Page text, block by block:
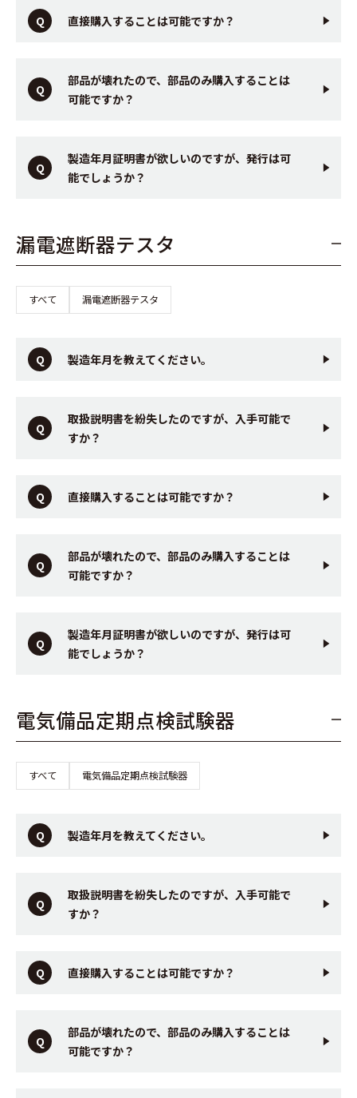
直接購入することは可能ですか？
部品が壊れたので、部品のみ購入することは
可能ですか？
製造年月証明書が欲しいのですが、発行は可
能でしょうか？
漏電遮断器テスタ
すべて 漏電遮断器テスタ
製造年月を教えてください。
取扱説明書を紛失したのですが、入手可能で
すか？
直接購入することは可能ですか？
部品が壊れたので、部品のみ購入することは
可能ですか？
製造年月証明書が欲しいのですが、発行は可
能でしょうか？
電気備品定期点検試験器
すべて 電気備品定期点検試験器
製造年月を教えてください。
取扱説明書を紛失したのですが、入手可能で
すか？
直接購入することは可能ですか？
部品が壊れたので、部品のみ購入することは
可能ですか？